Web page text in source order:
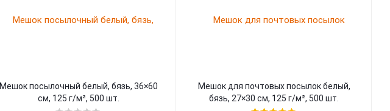
Мешок посылочный белый, бязь, 36×60
см, 125 г/м², 500 шт.
Мешок для почтовых посылок белый,
бязь, 27×30 см, 125 г/м², 500 шт.